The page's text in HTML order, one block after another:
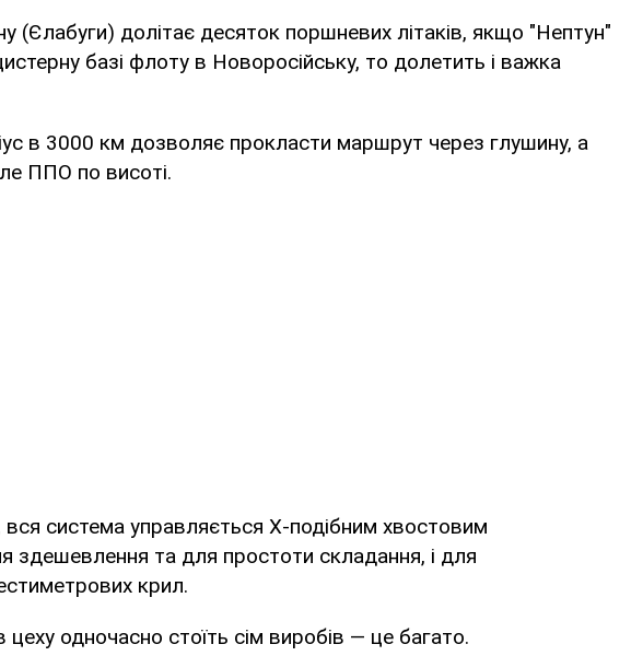
(Єлабуги) долітає десяток поршневих літаків, якщо "Нептун"
базі флоту в Новоросійську, то долетить і важка
в 3000 км дозволяє прокласти маршрут через глушину, а
ППО по висоті.
вся система управляється Х-подібним хвостовим
здешевлення та для простоти складання, і для
крил.
цеху одночасно стоїть сім виробів — це багато.